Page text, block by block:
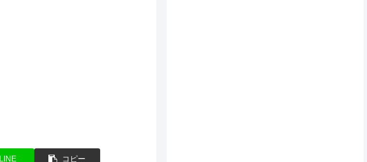
LINE コピー